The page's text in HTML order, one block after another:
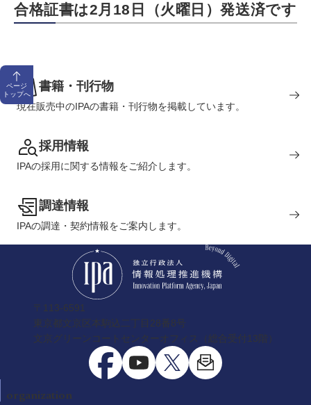
合格証書は2月18日（火曜日）発送済です
ページ
トップへ
書籍・刊行物
現在販売中のIPAの書籍・刊行物を掲載しています。
採用情報
IPAの採用に関する情報をご紹介します。
調達情報
IPAの調達・契約情報をご案内します。
〒113-6591
東京都文京区本駒込二丁目28番8号
文京グリーンコートセンターオフィス（総合受付13階）
organization